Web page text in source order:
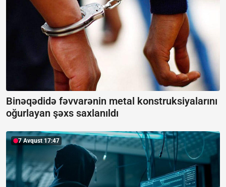
Binəqədidə fəvvarənin metal konstruksiyalarını
oğurlayan şəxs saxlanıldı
7 Avqust 17:47